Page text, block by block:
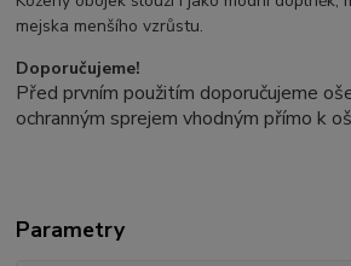
mejska menšího vzrůstu.
Doporučujeme!
Před prvním použitím doporučujeme
ochranným sprejem vhodným přímo k
Parametry